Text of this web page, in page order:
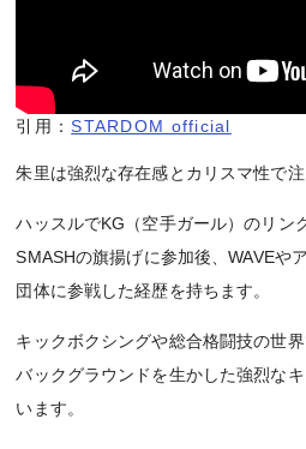
引用：STARDOM official
朱里は強烈な存在感とカリスマ性で注
ハッスルでKG（空手ガール）のリン
SMASHの旗揚げに参加後、WAVEや
団体に参戦した経歴を持ちます。
キックボクシングや総合格闘技の世
バックグラウンドを生かした強烈な
います。